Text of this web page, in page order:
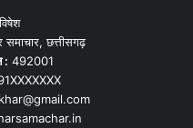
विषेश
समाचार, छत्तीसगढ़
: 492001